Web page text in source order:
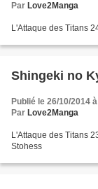
Par Love2Manga
L'Attaque des Titans
Shingeki no
Publié le 26/10/2014
Par Love2Manga
L'Attaque des Titans
Stohess